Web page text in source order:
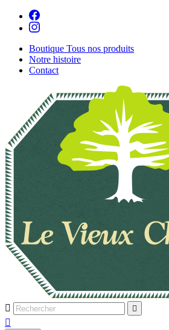
Boutique Tous nos produits
Notre histoire
Contact
 
